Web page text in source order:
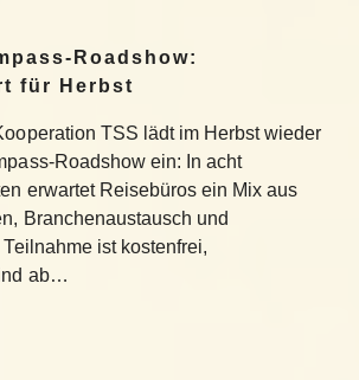
Roadshow:
für Herbst
TSS lädt im Herbst wieder
Roadshow ein: In acht
erwartet Reisebüros ein Mix aus
Branchenaustausch und
ist kostenfrei,
ab…